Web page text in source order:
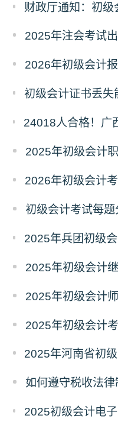
2025年初级会计
初级会计考试每题
2025年初级会计
2025年初级会计
2025年初级会计
如何遵守税收法律